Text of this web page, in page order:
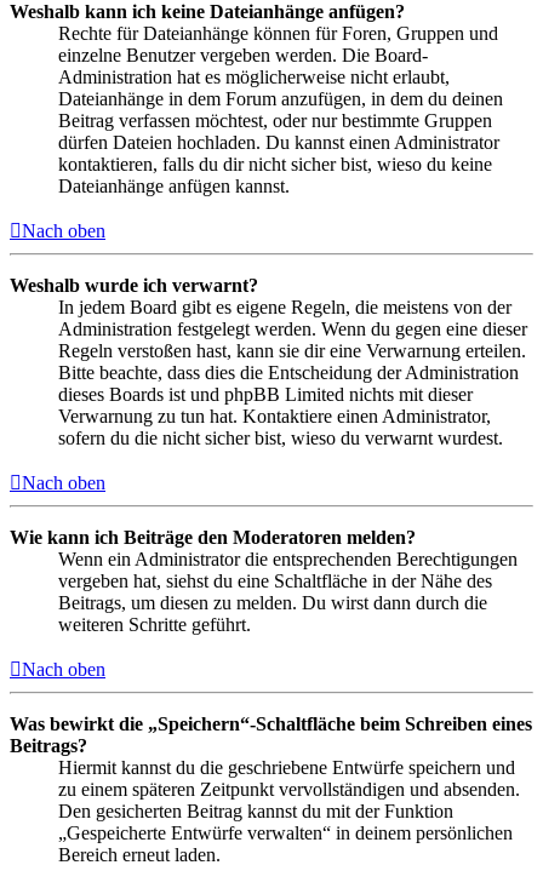
Weshalb kann ich keine Dateianhänge anfügen?
Rechte für Dateianhänge können für Foren, Gruppen und
einzelne Benutzer vergeben werden. Die Board-
Administration hat es möglicherweise nicht erlaubt,
Dateianhänge in dem Forum anzufügen, in dem du deinen
Beitrag verfassen möchtest, oder nur bestimmte Gruppen
dürfen Dateien hochladen. Du kannst einen Administrator
kontaktieren, falls du dir nicht sicher bist, wieso du keine
Dateianhänge anfügen kannst.
Nach oben
Weshalb wurde ich verwarnt?
In jedem Board gibt es eigene Regeln, die meistens von der
Administration festgelegt werden. Wenn du gegen eine dieser
Regeln verstoßen hast, kann sie dir eine Verwarnung erteilen.
Bitte beachte, dass dies die Entscheidung der Administration
dieses Boards ist und phpBB Limited nichts mit dieser
Verwarnung zu tun hat. Kontaktiere einen Administrator,
sofern du die nicht sicher bist, wieso du verwarnt wurdest.
Nach oben
Wie kann ich Beiträge den Moderatoren melden?
Wenn ein Administrator die entsprechenden Berechtigungen
vergeben hat, siehst du eine Schaltfläche in der Nähe des
Beitrags, um diesen zu melden. Du wirst dann durch die
weiteren Schritte geführt.
Nach oben
Was bewirkt die „Speichern“-Schaltfläche beim Schreiben eines
Beitrags?
Hiermit kannst du die geschriebene Entwürfe speichern und
zu einem späteren Zeitpunkt vervollständigen und absenden.
Den gesicherten Beitrag kannst du mit der Funktion
„Gespeicherte Entwürfe verwalten“ in deinem persönlichen
Bereich erneut laden.